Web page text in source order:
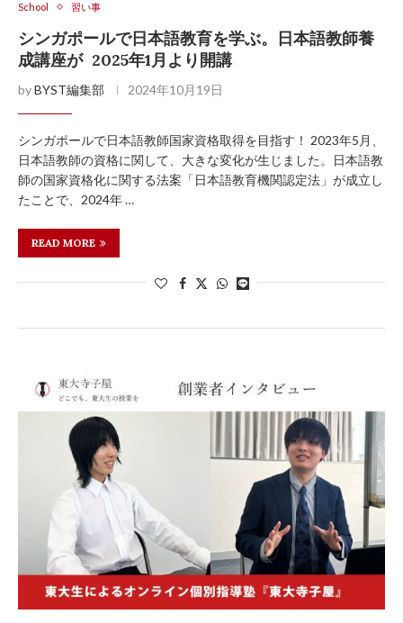
School 習い事
シンガポールで日本語教育を学ぶ。日本語教師養
成講座が 2025年1月より開講
byBYST編集部 2024年10月19日
シンガポールで日本語教師国家資格取得を目指す！ 2023年5月、
日本語教師の資格に関して、大きな変化が生じました。日本語教
師の国家資格化に関する法案「日本語教育機関認定法」が成立し
たことで、2024年 …
READ MORE